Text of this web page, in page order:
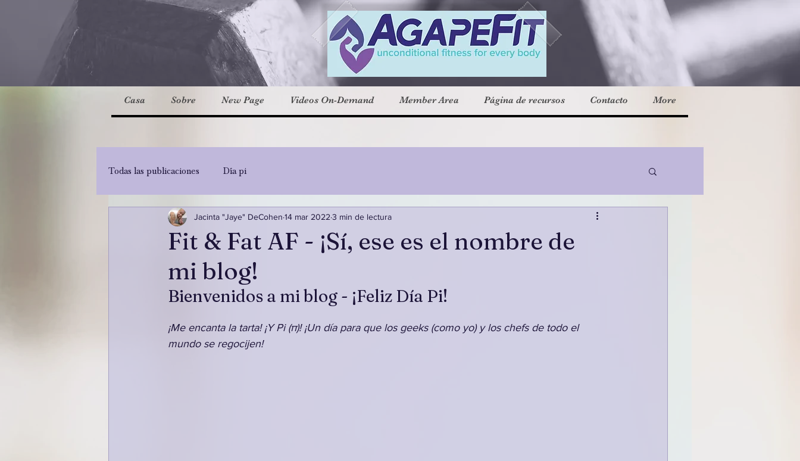
Casa Sobre New Page Videos On-Demand Member Area Página de recursos Contacto More
Todas las publicaciones Día pi
Fit & Fat AF - ¡Sí, ese es el nombre de
mi blog!
Jacinta "Jaye" DeCohen 14 mar 2022 3 min de lectura
Bienvenidos a mi blog - ¡Feliz Día Pi!
¡Me encanta la tarta! ¡Y Pi (π)! ¡Un día para que los geeks (como yo) y los chefs de todo el
mundo se regocijen!